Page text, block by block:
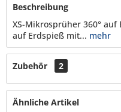
Beschreibung
XS-Mikrosprüher 360°
auf Erdspieß mit... mehr
Zubehör 2
Ähnliche Artikel